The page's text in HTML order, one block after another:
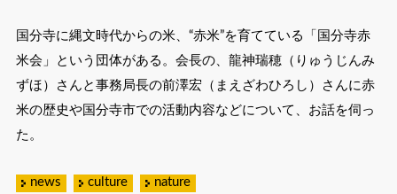
国分寺に縄文時代からの米、“赤米”を育てている「国分寺赤
米会」という団体がある。会長の、龍神瑞穂（りゅうじんみ
ずほ）さんと事務局長の前澤宏（まえざわひろし）さんに赤
米の歴史や国分寺市での活動内容などについて、お話を伺っ
た。
news culture nature